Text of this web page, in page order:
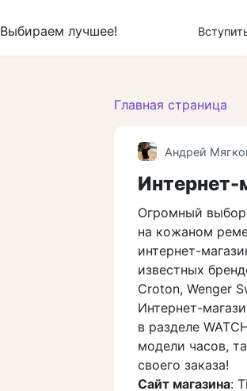
Выбираем лучшее!
Главная страница
Андрей
Интернет-
Огромный выбор
на кожаном
интернет-
известных
Croton, Wenger
Интернет-
в разделе
модели часов,
своего заказа!
Сайт магазина: